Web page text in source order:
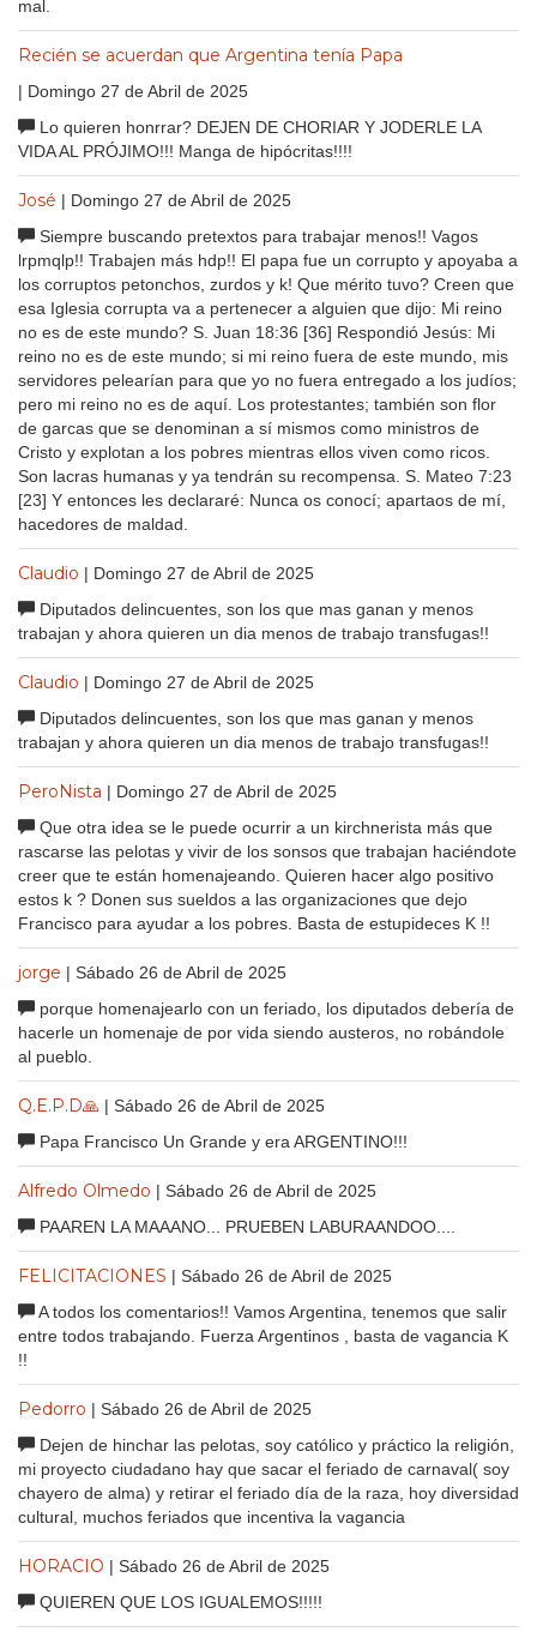
mal.
Recién se acuerdan que Argentina tenía Papa
| Domingo 27 de Abril de 2025
Lo quieren honrrar? DEJEN DE CHORIAR Y JODERLE LA
VIDA AL PRÓJIMO!!! Manga de hipócritas!!!!
José | Domingo 27 de Abril de 2025
Siempre buscando pretextos para trabajar menos!! Vagos
lrpmqlp!! Trabajen más hdp!! El papa fue un corrupto y apoyaba a
los corruptos petonchos, zurdos y k! Que mérito tuvo? Creen que
esa Iglesia corrupta va a pertenecer a alguien que dijo: Mi reino
no es de este mundo? S. Juan 18:36 [36] Respondió Jesús: Mi
reino no es de este mundo; si mi reino fuera de este mundo, mis
servidores pelearían para que yo no fuera entregado a los judíos;
pero mi reino no es de aquí. Los protestantes; también son flor
de garcas que se denominan a sí mismos como ministros de
Cristo y explotan a los pobres mientras ellos viven como ricos.
Son lacras humanas y ya tendrán su recompensa. S. Mateo 7:23
[23] Y entonces les declararé: Nunca os conocí; apartaos de mí,
hacedores de maldad.
Claudio | Domingo 27 de Abril de 2025
Diputados delincuentes, son los que mas ganan y menos
trabajan y ahora quieren un dia menos de trabajo transfugas!!
Claudio | Domingo 27 de Abril de 2025
Diputados delincuentes, son los que mas ganan y menos
trabajan y ahora quieren un dia menos de trabajo transfugas!!
PeroNista | Domingo 27 de Abril de 2025
Que otra idea se le puede ocurrir a un kirchnerista más que
rascarse las pelotas y vivir de los sonsos que trabajan haciéndote
creer que te están homenajeando. Quieren hacer algo positivo
estos k ? Donen sus sueldos a las organizaciones que dejo
Francisco para ayudar a los pobres. Basta de estupideces K !!
jorge | Sábado 26 de Abril de 2025
porque homenajearlo con un feriado, los diputados debería de
hacerle un homenaje de por vida siendo austeros, no robándole
al pueblo.
Q.E.P.D🙏 | Sábado 26 de Abril de 2025
Papa Francisco Un Grande y era ARGENTINO!!!
Alfredo Olmedo | Sábado 26 de Abril de 2025
PAAREN LA MAAANO... PRUEBEN LABURAANDOO....
FELICITACIONES | Sábado 26 de Abril de 2025
A todos los comentarios!! Vamos Argentina, tenemos que salir
entre todos trabajando. Fuerza Argentinos , basta de vagancia K
!!
Pedorro | Sábado 26 de Abril de 2025
Dejen de hinchar las pelotas, soy católico y práctico la religión,
mi proyecto ciudadano hay que sacar el feriado de carnaval( soy
chayero de alma) y retirar el feriado día de la raza, hoy diversidad
cultural, muchos feriados que incentiva la vagancia
HORACIO | Sábado 26 de Abril de 2025
QUIEREN QUE LOS IGUALEMOS!!!!!